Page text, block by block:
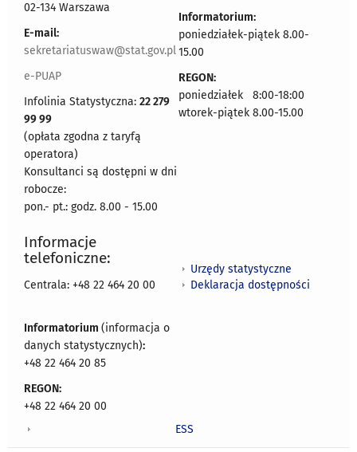
02-134 Warszawa
E-mail:
sekretariatuswaw@stat.gov.pl
e-PUAP
Infolinia Statystyczna: 22 279
99 99
(opłata zgodna z taryfą
operatora)
Konsultanci są dostępni w dni
robocze:
pon.- pt.: godz. 8.00 - 15.00
Informatorium:
poniedziałek-piątek 8.00-
15.00
REGON:
poniedziałek 8:00-18:00
wtorek-piątek 8.00-15.00
Informacje
telefoniczne:
Centrala: +48 22 464 20 00
Informatorium (informacja o
danych statystycznych):
+48 22 464 20 85
REGON:
+48 22 464 20 00
Urzędy statystyczne
Deklaracja dostępności
ESS